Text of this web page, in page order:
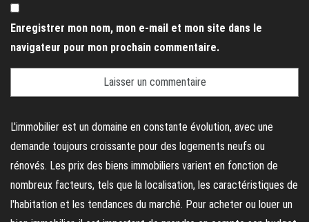
Enregistrer mon nom, mon e-mail et mon site dans le
navigateur pour mon prochain commentaire.
L'immobilier est un domaine en constante évolution, avec une
demande toujours croissante pour des logements neufs ou
rénovés. Les prix des biens immobiliers varient en fonction de
nombreux facteurs, tels que la localisation, les caractéristiques de
l'habitation et les tendances du marché. Pour acheter ou louer un